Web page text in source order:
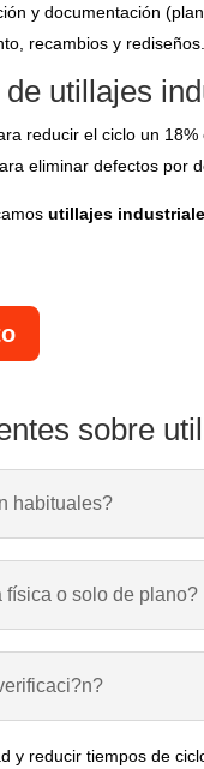
y documentación
recambios y rediseños.
utillajes
reducir el ciclo un 18%
eliminar defectos por
utillajes
sobre
habituales?
física o solo de plano?
y reducir tiempos de